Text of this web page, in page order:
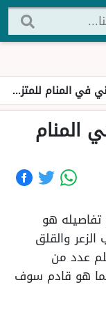
للمتزوجة والعزباء
المنام
تفاصيله هو
الزعر والقلق
عدد من
هو قادم سوف